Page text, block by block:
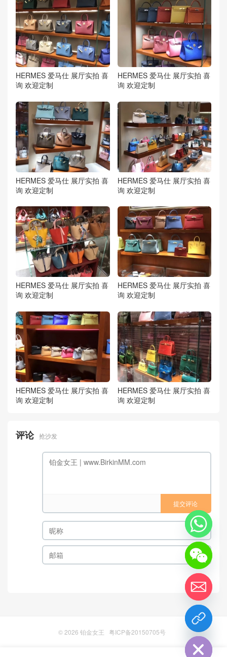
HERMES 爱马仕 展厅实拍 喜
询 欢迎定制
HERMES 爱马仕 展厅实拍 喜
询 欢迎定制
HERMES 爱马仕 展厅实拍 喜
询 欢迎定制
HERMES 爱马仕 展厅实拍 喜
询 欢迎定制
HERMES 爱马仕 展厅实拍 喜
询 欢迎定制
HERMES 爱马仕 展厅实拍 喜
询 欢迎定制
HERMES 爱马仕 展厅实拍 喜
询 欢迎定制
HERMES 爱马仕 展厅实拍 喜
询 欢迎定制
评论 抢沙发
提交评论
© 2026 铂金女王 粤ICP备20150705号 Hide
chaty